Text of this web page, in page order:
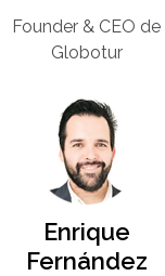
Founder & CEO de
Globotur​
Enrique
Fernández